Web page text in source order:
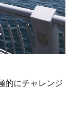
的にチャレンジ